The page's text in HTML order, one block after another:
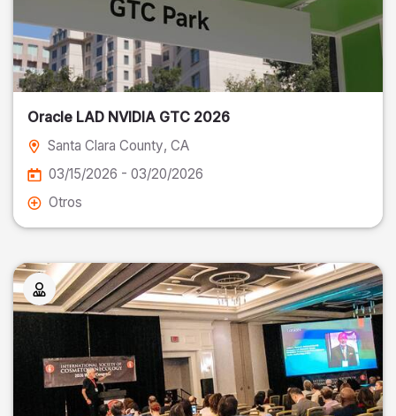
Oracle LAD NVIDIA GTC 2026
Santa Clara County, CA
03/15/2026 - 03/20/2026
Otros